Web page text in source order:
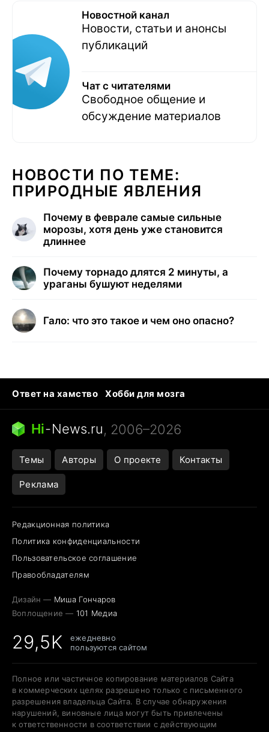
Новостной канал
Новости, статьи и анонсы
публикаций
Чат с читателями
Свободное общение и
обсуждение материалов
НОВОСТИ ПО ТЕМЕ:
ПРИРОДНЫЕ ЯВЛЕНИЯ
Почему в феврале самые сильные
морозы, хотя день уже становится
длиннее
Почему торнадо длятся 2 минуты, а
ураганы бушуют неделями
Гало: что это такое и чем оно опасно?
Ответ на хамство
Хобби для мозга
Бензин 100 и 95
Тунцы в океанариуме
Следующая пандемия
Hi-News.ru, 2006–2026
Темы Авторы О проекте Контакты
Реклама
Редакционная политика
Политика конфиденциальности
Пользовательское соглашение
Правообладателям
Дизайн — Миша Гончаров
Воплощение — 101 Медиа
29,5K
ежедневно
пользуются сайтом
Полное или частичное копирование материалов Сайта
в коммерческих целях разрешено только с письменного
разрешения владельца Сайта. В случае обнаружения
нарушений, виновные лица могут быть привлечены
к ответственности в соответствии с действующим